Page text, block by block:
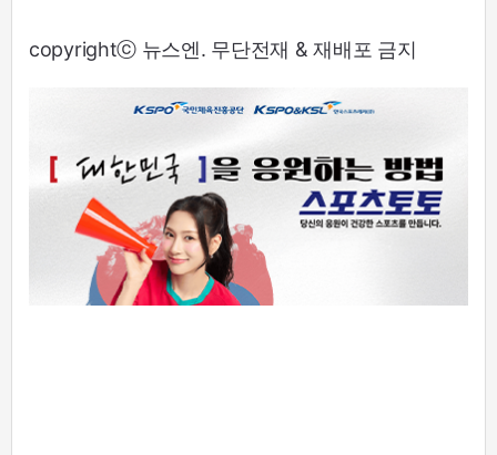
copyrightⓒ 뉴스엔. 무단전재 & 재배포 금지